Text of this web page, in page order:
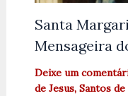
Santa
Mensageira
Deixe um
de Jesus, Santos